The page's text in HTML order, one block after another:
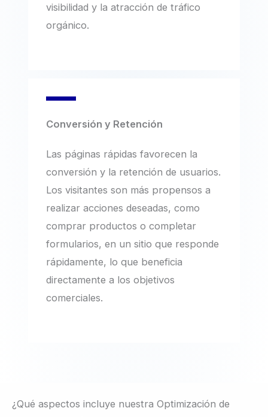
visibilidad y la atracción de tráfico
orgánico.
Conversión y Retención
Las páginas rápidas favorecen la
conversión y la retención de usuarios.
Los visitantes son más propensos a
realizar acciones deseadas, como
comprar productos o completar
formularios, en un sitio que responde
rápidamente, lo que beneficia
directamente a los objetivos
comerciales.
¿Qué aspectos incluye nuestra Optimización de